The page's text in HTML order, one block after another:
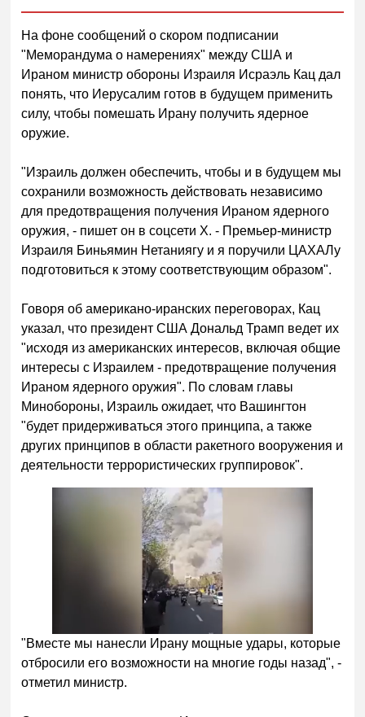
На фоне сообщений о скором подписании
"Меморандума о намерениях" между США и
Ираном министр обороны Израиля Исраэль Кац дал
понять, что Иерусалим готов в будущем применить
силу, чтобы помешать Ирану получить ядерное
оружие.
"Израиль должен обеспечить, чтобы и в будущем мы
сохранили возможность действовать независимо
для предотвращения получения Ираном ядерного
оружия, - пишет он в соцсети X. - Премьер-министр
Израиля Биньямин Нетаниягу и я поручили ЦАХАЛу
подготовиться к этому соответствующим образом".
Говоря об американо-иранских переговорах, Кац
указал, что президент США Дональд Трамп ведет их
"исходя из американских интересов, включая общие
интересы с Израилем - предотвращение получения
Ираном ядерного оружия". По словам главы
Минобороны, Израиль ожидает, что Вашингтон
"будет придерживаться этого принципа, а также
других принципов в области ракетного вооружения и
деятельности террористических группировок".
"Вместе мы нанесли Ирану мощные удары, которые
отбросили его возможности на многие годы назад", -
отметил министр.